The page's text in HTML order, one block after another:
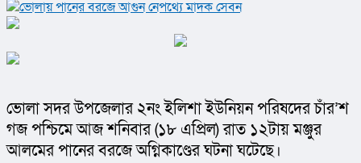
ভোলা সদর উপজেলার ২নং ইলিশা ইউনিয়ন পরিষদের চাঁর’শ
গজ পশ্চিমে আজ শনিবার (১৮ এপ্রিল) রাত ১২টায় মঞ্জুর
আলমের পানের বরজে অগ্নিকাণ্ডের ঘটনা ঘটেছে।